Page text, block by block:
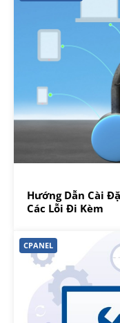
Hướng Dẫn Cài
Các Lỗi Đi Kèm
CPANEL